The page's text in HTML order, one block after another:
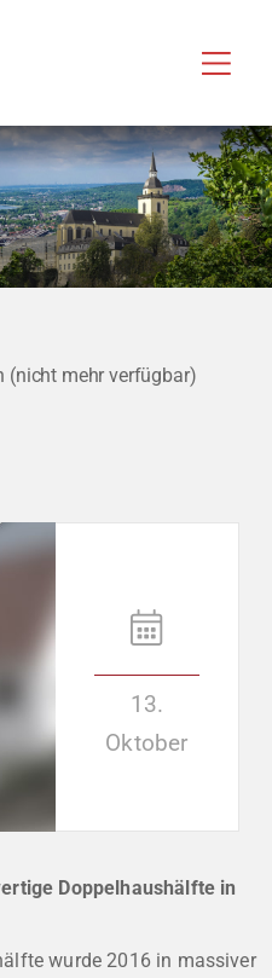
(nicht mehr verfügbar)
13.
Oktober
Doppelhaushälfte in
wurde 2016 in massiver